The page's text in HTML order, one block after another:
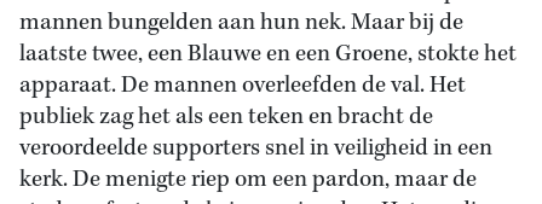
mannen bungelden aan hun nek. Maar bij de
laatste twee, een Blauwe en een Groene, stokte het
apparaat. De mannen overleefden de val. Het
publiek zag het als een teken en bracht de
veroordeelde supporters snel in veiligheid in een
kerk. De menigte riep om een pardon, maar de